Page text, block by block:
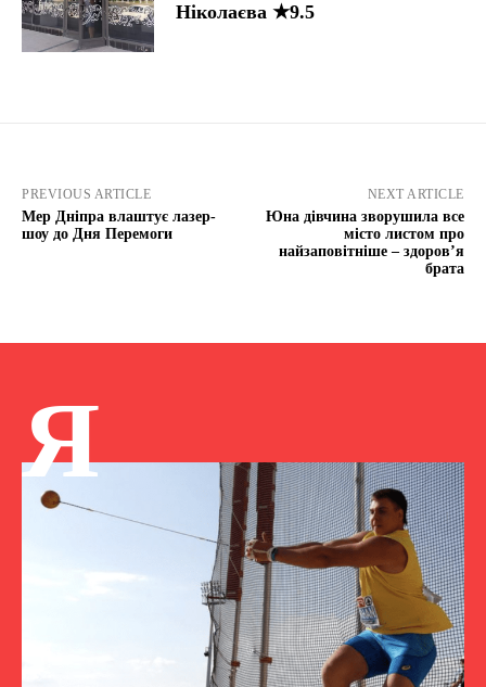
Ніколаєва ★9.5
PREVIOUS ARTICLE
Мер Дніпра влаштує лазер-
шоу до Дня Перемоги
NEXT ARTICLE
Юна дівчина зворушила все
місто листом про
найзаповітніше – здоров’я
брата
Я